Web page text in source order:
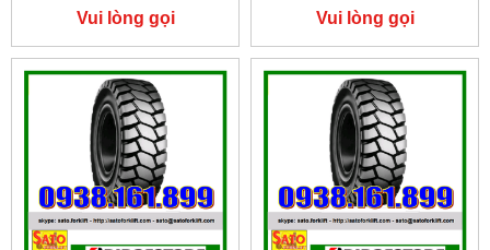
SIZE 21X8-9
Vui lòng gọi
SIZE 18X7-8
Vui lòng gọi